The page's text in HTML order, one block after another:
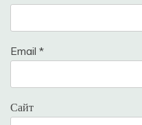
Email *
Сайт